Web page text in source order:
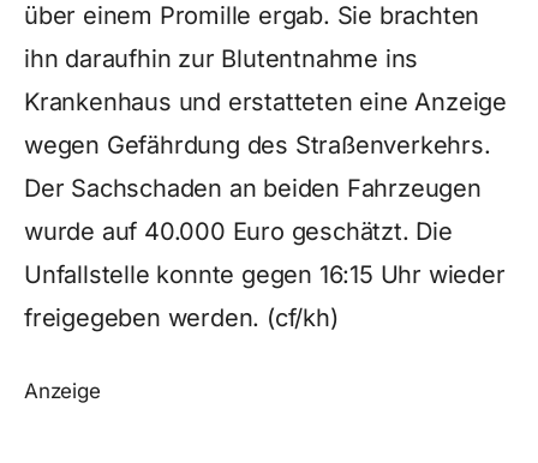
über einem Promille ergab. Sie brachten
ihn daraufhin zur Blutentnahme ins
Krankenhaus und erstatteten eine Anzeige
wegen Gefährdung des Straßenverkehrs.
Der Sachschaden an beiden Fahrzeugen
wurde auf 40.000 Euro geschätzt. Die
Unfallstelle konnte gegen 16:15 Uhr wieder
freigegeben werden. (cf/kh)
Anzeige